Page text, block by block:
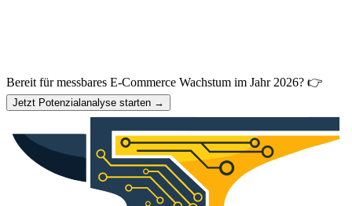
Bereit für messbares E-Commerce Wachstum im Jahr 2026? 👉
Jetzt Potenzialanalyse starten →